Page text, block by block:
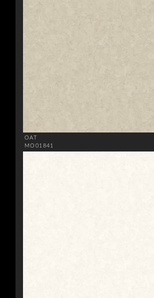
OAT
MO01841